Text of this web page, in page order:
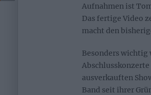
Aufnahmen ist
Das fertige Video
macht den
Besonders wichtig
ausverkauften
Band seit ihrer